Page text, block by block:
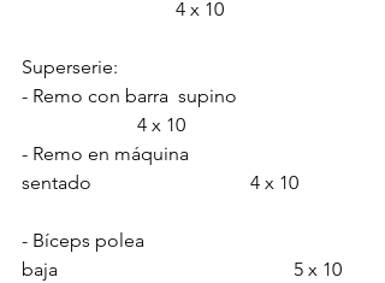
4 x 10
Superserie:
- Remo con barra  supino
4 x 10
- Remo en máquina
sentado                                 4 x 10
- Bíceps polea
baja                                                 5 x 10